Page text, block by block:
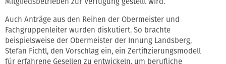
Auch Anträge aus den Reihen der Obermeister und
Fachgruppenleiter wurden diskutiert. So brachte
beispielsweise der Obermeister der Innung Landsberg,
Stefan Fichtl, den Vorschlag ein, ein Zertifizierungsmodell
für erfahrene Gesellen zu entwickeln, um berufliche